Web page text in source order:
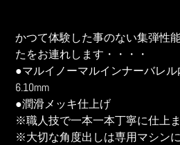
ー
ト
に
商
品
を
追
加
かつて体験した事のない集弾性
たをお連れします・・・・
●マルイノーマルインナーバレル
6.10mm
●潤滑メッキ仕上げ
※職人技で一本一本丁寧に仕上ま
※大切な角度出しは専用マシンに